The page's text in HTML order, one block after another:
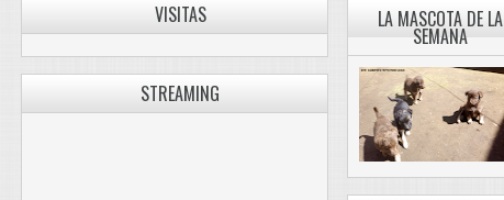
VISITAS
STREAMING
LA MASCOTA DE LA
SEMANA